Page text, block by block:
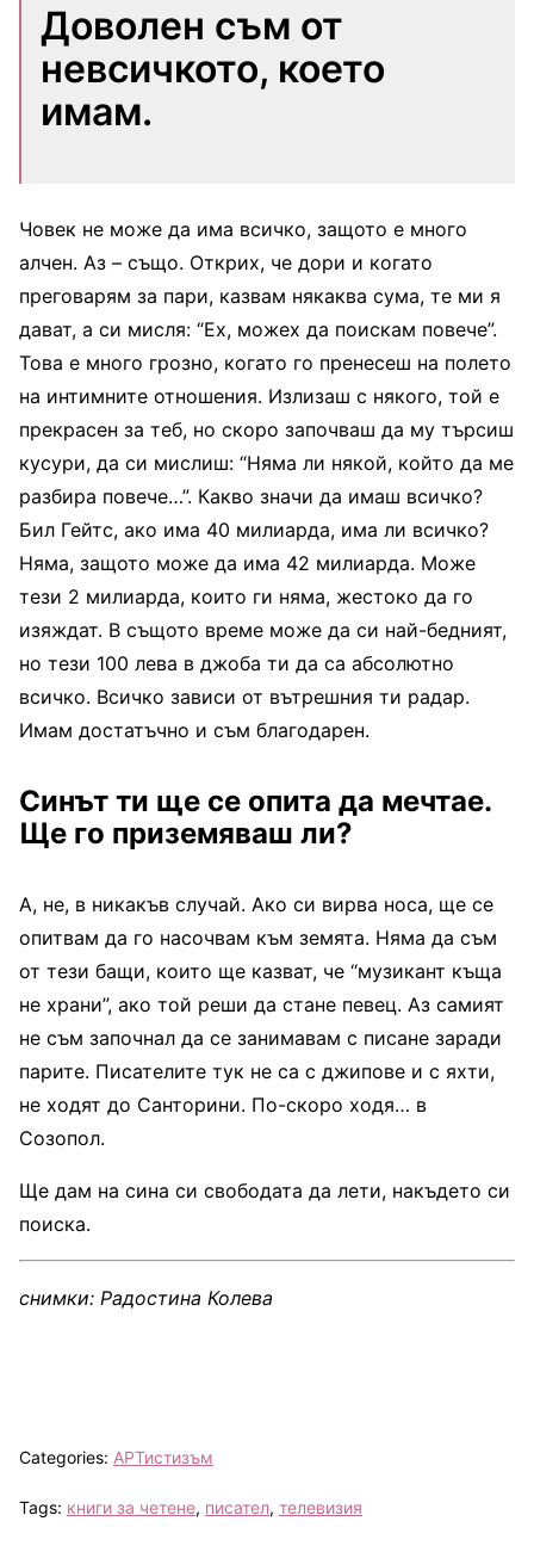
Доволен съм от
невсичкото, което
имам.
Човек не може да има всичко, защото е много
алчен. Аз – също. Открих, че дори и когато
преговарям за пари, казвам някаква сума, те ми я
дават, а си мисля: “Ех, можех да поискам повече”.
Това е много грозно, когато го пренесеш на полето
на интимните отношения. Излизаш с някого, той е
прекрасен за теб, но скоро започваш да му търсиш
кусури, да си мислиш: “Няма ли някой, който да ме
разбира повече…”. Какво значи да имаш всичко?
Бил Гейтс, ако има 40 милиарда, има ли всичко?
Няма, защото може да има 42 милиарда. Може
тези 2 милиарда, които ги няма, жестоко да го
изяждат. В същото време може да си най-бедният,
но тези 100 лева в джоба ти да са абсолютно
всичко. Всичко зависи от вътрешния ти радар.
Имам достатъчно и съм благодарен.
Синът ти ще се опита да мечтае.
Ще го приземяваш ли?
А, не, в никакъв случай. Ако си вирва носа, ще се
опитвам да го насочвам към земята. Няма да съм
от тези бащи, които ще казват, че “музикант къща
не храни”, ако той реши да стане певец. Аз самият
не съм започнал да се занимавам с писане заради
парите. Писателите тук не са с джипове и с яхти,
не ходят до Санторини. По-скоро ходя… в
Созопол.
Ще дам на сина си свободата да лети, накъдето си
поиска.
снимки: Радостина Колева
Categories: АРТистизъм
Tags: книги за четене, писател, телевизия